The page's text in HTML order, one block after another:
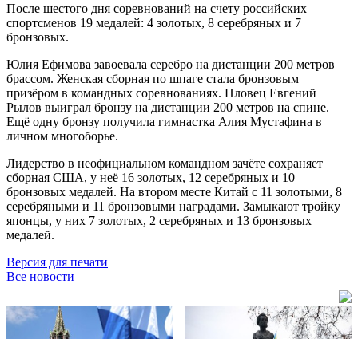
После шестого дня соревнований на счету российских
спортсменов 19 медалей: 4 золотых, 8 серебряных и 7
бронзовых.
Юлия Ефимова завоевала серебро на дистанции 200 метров
брассом. Женская сборная по шпаге стала бронзовым
призёром в командных соревнованиях. Пловец Евгений
Рылов выиграл бронзу на дистанции 200 метров на спине.
Ещё одну бронзу получила гимнастка Алия Мустафина в
личном многоборье.
Лидерство в неофициальном командном зачёте сохраняет
сборная США, у неё 16 золотых, 12 серебряных и 10
бронзовых медалей. На втором месте Китай с 11 золотыми, 8
серебряными и 11 бронзовыми наградами. Замыкают тройку
японцы, у них 7 золотых, 2 серебряных и 13 бронзовых
медалей.
Версия для печати
Все новости